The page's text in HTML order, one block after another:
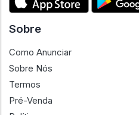
Sobre
Como Anunciar
Sobre Nós
Termos
Pré-Venda